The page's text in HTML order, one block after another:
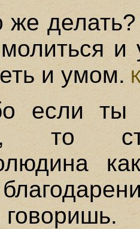
же
и умом.
если ты
то
говоришь.